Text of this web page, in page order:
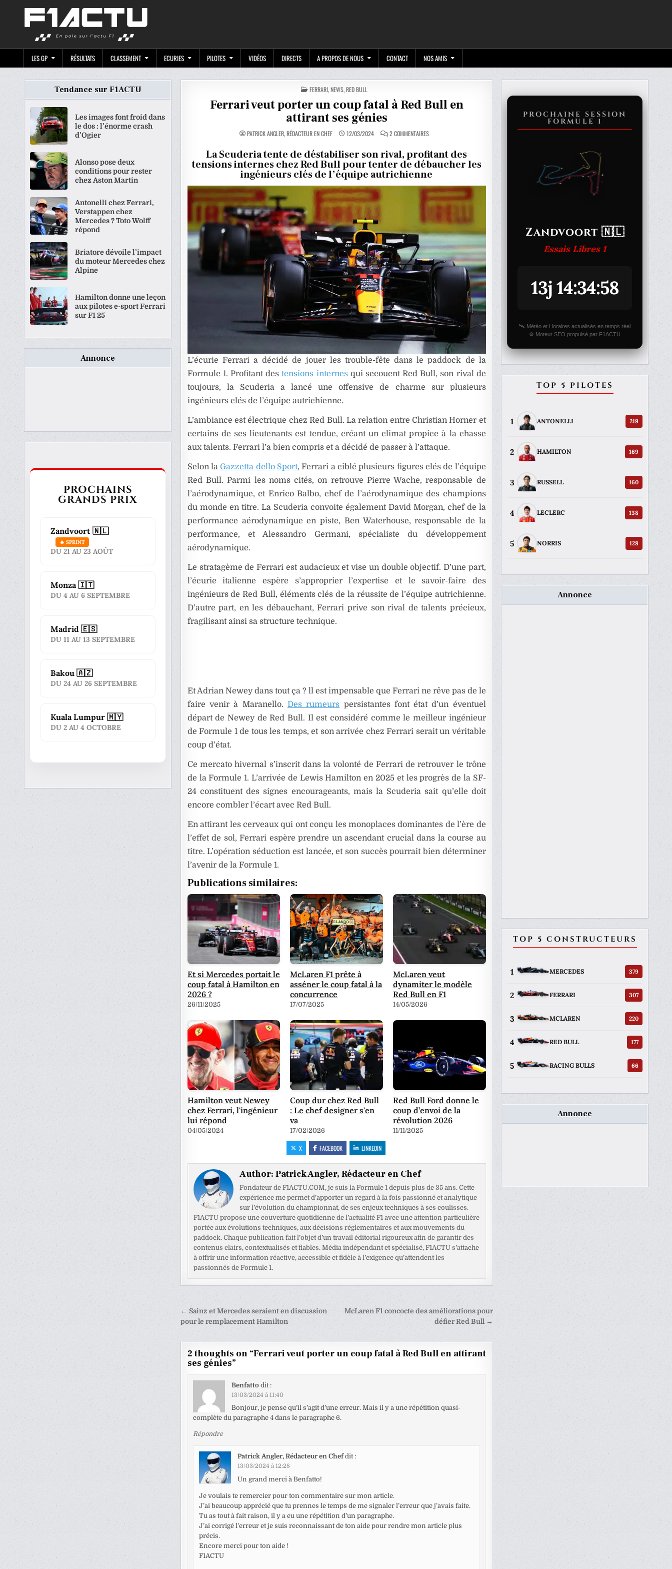
LES GP RÉSULTATS CLASSEMENT ECURIES PILOTES VIDÉOS DIRECTS A PROPOS DE NOUS CONTACT NOS AMIS
POSTED
IN
FERRARI,NEWS,RED BULL
Ferrari veut porter un coup fatal à Red Bull en
attirant ses génies
PATRICK ANGLER, RÉDACTEUR EN CHEF 12/03/2024 2 COMMENTAIRESSUR
FERRARI
PORTER
UN
COUP
FATAL
À
BULL
EN
ATTIRANT
SES
La Scuderia tente de déstabiliser son rival, profitant des
tensions internes chez Red Bull pour tenter de débaucher les
ingénieurs clés de l’équipe autrichienne
L’écurie Ferrari a décidé de jouer les trouble-fête dans le paddock de la
Formule 1. Profitant destensions internesqui secouent Red Bull, son rival de
toujours, la Scuderia a lancé une offensive de charme sur plusieurs
ingénieurs clés de l’équipe autrichienne.
L’ambiance est électrique chez Red Bull. La relation entre Christian Horner et
certains de ses lieutenants est tendue, créant un climat propice à la chasse
aux talents. Ferrari l’a bien compris et a décidé de passer à l’attaque.
Selon laGazzetta dello Sport, Ferrari a ciblé plusieurs figures clés de l’équipe
Red Bull. Parmi les noms cités, on retrouve Pierre Wache, responsable de
l’aérodynamique, et Enrico Balbo, chef de l’aérodynamique des champions
du monde en titre. La Scuderia convoite également David Morgan, chef de la
performance aérodynamique en piste, Ben Waterhouse, responsable de la
performance, et Alessandro Germani, spécialiste du développement
aérodynamique.
Le stratagème de Ferrari est audacieux et vise un double objectif. D’une part,
l’écurie italienne espère s’approprier l’expertise et le savoir-faire des
ingénieurs de Red Bull, éléments clés de la réussite de l’équipe autrichienne.
D’autre part, en les débauchant, Ferrari prive son rival de talents précieux,
fragilisant ainsi sa structure technique.
Et Adrian Newey dans tout ça ? ll est impensable que Ferrari ne rêve pas de le
faire venir à Maranello. Des rumeurs persistantes font état d’un éventuel
départ de Newey de Red Bull. Il est considéré comme le meilleur ingénieur
de Formule 1 de tous les temps, et son arrivée chez Ferrari serait un véritable
coup d’état.
Ce mercato hivernal s’inscrit dans la volonté de Ferrari de retrouver le trône
de la Formule 1. L’arrivée de Lewis Hamilton en 2025 et les progrès de la SF-
24 constituent des signes encourageants, mais la Scuderia sait qu’elle doit
encore combler l’écart avec Red Bull.
En attirant les cerveaux qui ont conçu les monoplaces dominantes de l’ère de
l’effet de sol, Ferrari espère prendre un ascendant crucial dans la course au
titre. L’opération séduction est lancée, et son succès pourrait bien déterminer
l’avenir de la Formule 1.
Publications similaires:
Et si Mercedes portait le
coup fatal à Hamilton en
2026 ?
26/11/2025
McLaren F1 prête à
asséner le coup fatal à la
concurrence
17/07/2025
McLaren veut
dynamiter le modèle
Red Bull en F1
14/05/2026
Hamilton veut Newey
chez Ferrari, l'ingénieur
lui répond
04/05/2024
Coup dur chez Red Bull
: Le chef designer s'en
va
17/02/2026
Red Bull Ford donne le
coup d’envoi de la
révolution 2026
11/11/2025
X FACEBOOK LINKEDIN
Author: Patrick Angler, Rédacteur en Chef
Fondateur de F1ACTU.COM, je suis la Formule 1 depuis plus de 35 ans. Cette
expérience me permet d’apporter un regard à la fois passionné et analytique
sur l’évolution du championnat, de ses enjeux techniques à ses coulisses.
F1ACTU propose une couverture quotidienne de l’actualité F1 avec une attention particulière
portée aux évolutions techniques, aux décisions réglementaires et aux mouvements du
paddock. Chaque publication fait l’objet d’un travail éditorial rigoureux afin de garantir des
contenus clairs, contextualisés et fiables. Média indépendant et spécialisé, F1ACTU s’attache
à offrir une information réactive, accessible et fidèle à l’exigence qu’attendent les
passionnés de Formule 1.
Navigation
de
l’article
McLaren F1 concocte des améliorations pour
défier Red Bull →
← Sainz et Mercedes seraient en discussion
pour le remplacement Hamilton
2 thoughts on “Ferrari veut porter un coup fatal à Red Bull en attirant
ses génies”
Benfatto dit :
13/03/2024 à 11:40
Bonjour, je pense qu’il s’agit d’une erreur. Mais il y a une répétition quasi-
complète du paragraphe 4 dans le paragraphe 6.
Répondre
Patrick Angler, Rédacteur en Chef dit :
13/03/2024 à 12:28
Un grand merci à Benfatto!
Je voulais te remercier pour ton commentaire sur mon article.
J’ai beaucoup apprécié que tu prennes le temps de me signaler l’erreur que j’avais faite.
Tu as tout à fait raison, il y a eu une répétition d’un paragraphe.
J’ai corrigé l’erreur et je suis reconnaissant de ton aide pour rendre mon article plus
précis.
Encore merci pour ton aide !
F1ACTU
Tendance sur F1ACTU
Les images font froid dans
le dos : l’énorme crash
d’Ogier
Alonso pose deux
conditions pour rester
chez Aston Martin
Antonelli chez Ferrari,
Verstappen chez
Mercedes ? Toto Wolff
répond
Briatore dévoile l’impact
du moteur Mercedes chez
Alpine
Hamilton donne une leçon
aux pilotes e-sport Ferrari
sur F1 25
Annonce
PROCHAINS
GRANDS PRIX
Zandvoort 🇳🇱
🔥 SPRINT
DU 21 AU 23 AOÛT
Monza 🇮🇹
DU 4 AU 6 SEPTEMBRE
Madrid 🇪🇸
DU 11 AU 13 SEPTEMBRE
Bakou 🇦🇿
DU 24 AU 26 SEPTEMBRE
Kuala Lumpur 🇲🇾
DU 2 AU 4 OCTOBRE
PROCHAINE SESSION
FORMULE 1
Zandvoort 🇳🇱
Essais Libres 1
13j 14:34:58
🛰️ Météo et Horaires actualisés en temps réel
⚙️ Moteur SEO propulsé par F1ACTU
TOP 5 PILOTES
1 ANTONELLI 219
2 HAMILTON 169
3 RUSSELL 160
4 LECLERC 138
5 NORRIS 128
Annonce
TOP 5 CONSTRUCTEURS
1 MERCEDES 379
2 FERRARI 307
3 MCLAREN 220
4 RED BULL 177
5 RACING BULLS 66
Annonce